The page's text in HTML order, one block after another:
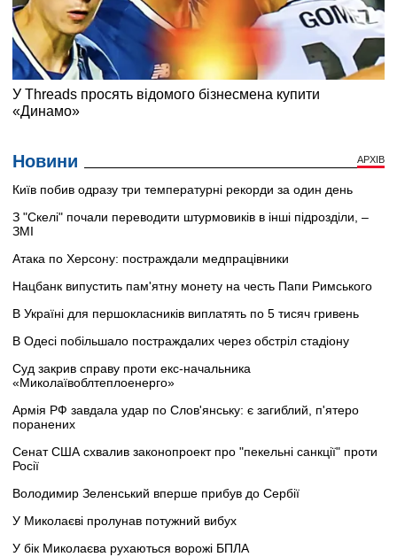
Новини АРХІВ
Київ побив одразу три температурні рекорди за один день
З "Скелі" почали переводити штурмовиків в інші підрозділи, –
ЗМІ
Атака по Херсону: постраждали медпрацівники
Нацбанк випустить пам'ятну монету на честь Папи Римського
В Україні для першокласників виплатять по 5 тисяч гривень
В Одесі побільшало постраждалих через обстріл стадіону
Суд закрив справу проти екс-начальника
«Миколаївоблтеплоенерго»
Армія РФ завдала удар по Слов'янську: є загиблий, п'ятеро
поранених
Сенат США схвалив законопроект про "пекельні санкції" проти
Росії
Володимир Зеленський вперше прибув до Сербії
У Миколаєві пролунав потужний вибух
У бік Миколаєва рухаються ворожі БПЛА